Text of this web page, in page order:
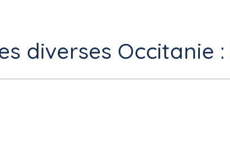
diverses Occitanie :